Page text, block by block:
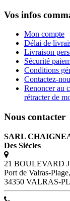
Vos infos
Mon compte
Délai de
Livraison
Sécurité
Conditions
Contactez-
Renoncer au
rétracter de
Nous contacter
SARL
Des Siècles
21 BOULEVARD
Port de Valras-
34350 VALRAS-